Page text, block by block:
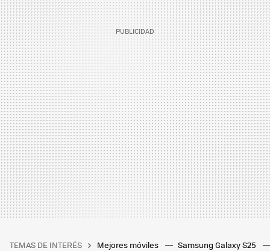
TEMAS DE INTERÉS Mejores móviles Samsung Galaxy S25